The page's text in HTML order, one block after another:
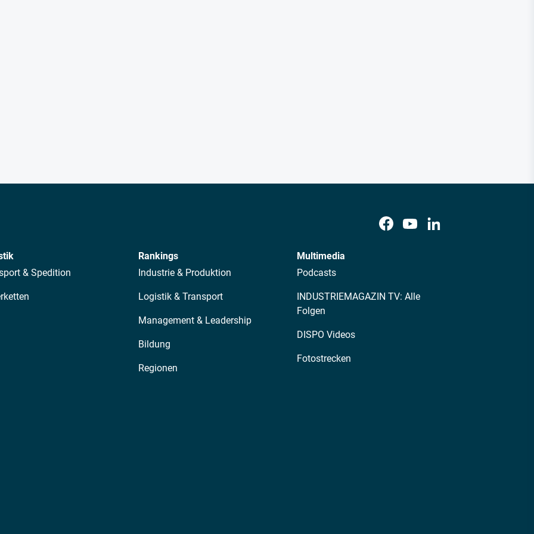
& Spedition
Rankings
Industrie & Produktion
Logistik & Transport
Management & Leadership
Bildung
Regionen
Multimedia
Podcasts
INDUSTRIEMAGAZIN TV: Alle
Folgen
DISPO Videos
Fotostrecken